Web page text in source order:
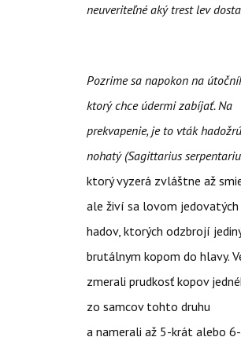
neuveriteľné aký trest lev
Pozrime sa napokon na
ktorý chce údermi zabíjať. Na
prekvapenie, je to vták
nohatý (Sagittarius
ktorý vyzerá zvláštne až
ale živí sa lovom jedovatých
hadov, ktorých odzbrojí
brutálnym kopom do hlavy.
zmerali prudkosť kopov
zo samcov tohto druhu
a namerali až 5-krát alebo